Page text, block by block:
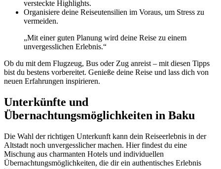
versteckte Highlights.
Organisiere deine Reiseutensilien im Voraus, um Stress zu
vermeiden.
„Mit einer guten Planung wird deine Reise zu einem
unvergesslichen Erlebnis.“
Ob du mit dem Flugzeug, Bus oder Zug anreist – mit diesen Tipps
bist du bestens vorbereitet. Genieße deine Reise und lass dich von
neuen Erfahrungen inspirieren.
Unterkünfte und
Übernachtungsmöglichkeiten in Baku
Die Wahl der richtigen Unterkunft kann dein Reiseerlebnis in der
Altstadt noch unvergesslicher machen. Hier findest du eine
Mischung aus charmanten Hotels und individuellen
Übernachtungsmöglichkeiten, die dir ein authentisches Erlebnis